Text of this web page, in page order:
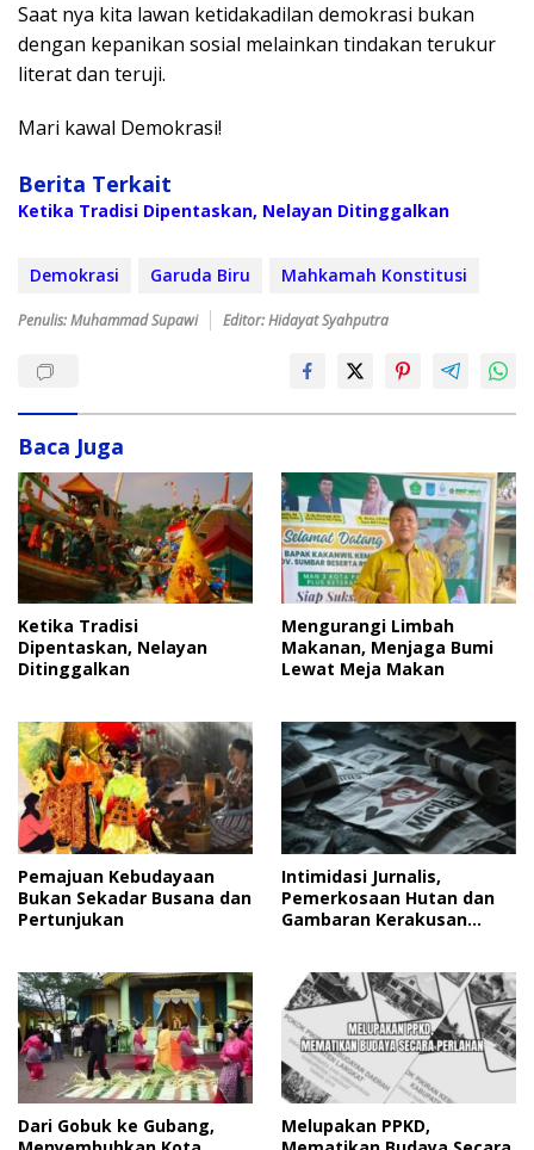
Saat nya kita lawan ketidakadilan demokrasi bukan
dengan kepanikan sosial melainkan tindakan terukur
literat dan teruji.
Mari kawal Demokrasi!
Berita Terkait
Ketika Tradisi Dipentaskan, Nelayan Ditinggalkan
Demokrasi Garuda Biru Mahkamah Konstitusi
Penulis: Muhammad Supawi Editor: Hidayat Syahputra
Baca Juga
Ketika Tradisi
Dipentaskan, Nelayan
Ditinggalkan
Mengurangi Limbah
Makanan, Menjaga Bumi
Lewat Meja Makan
Pemajuan Kebudayaan
Bukan Sekadar Busana dan
Pertunjukan
Intimidasi Jurnalis,
Pemerkosaan Hutan dan
Gambaran Kerakusan
Dari Gobuk ke Gubang,
Melupakan PPKD,